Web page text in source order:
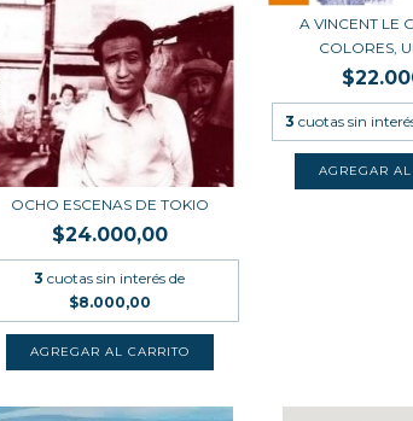
OCHO ESCENAS DE TOKIO
$24.000,00
3 cuotas sin interés de
$8.000,00
A VINCENT LE
COLORES,
3 cuotas sin